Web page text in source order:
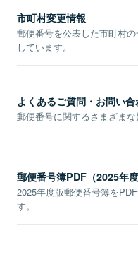
市町村変更情報
郵便番号を公表した市町村
しています。
よくあるご質問・お問い合
郵便番号に関するさまざまな
郵便番号簿PDF（2025年度
2025年度版郵便番号簿を
す。